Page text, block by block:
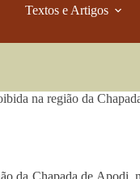
Textos e Artigos
na região da
da Chapada de